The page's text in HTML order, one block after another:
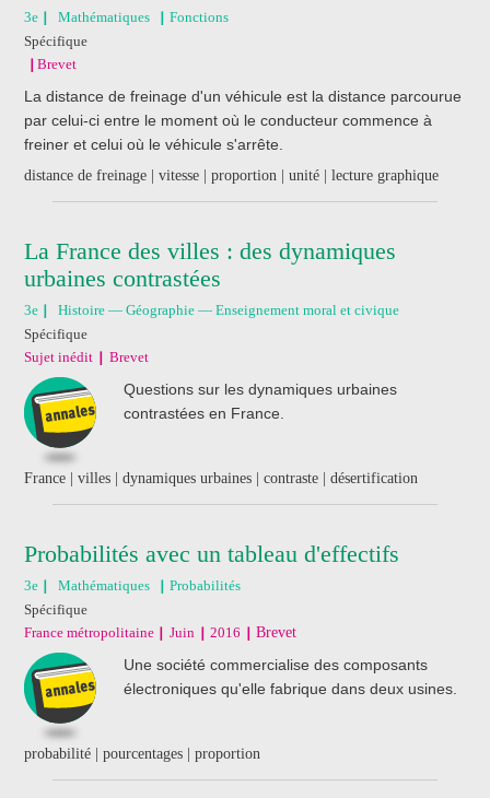
3e Mathématiques
Fonctions
Spécifique
Brevet
La distance de freinage d'un véhicule est la distance parcourue
par celui-ci entre le moment où le conducteur commence à
freiner et celui où le véhicule s'arrête.
distance de freinage | vitesse | proportion | unité | lecture graphique
La France des villes : des dynamiques
urbaines contrastées
3e
Histoire — Géographie — Enseignement moral et civique
Spécifique
Sujet inédit
Brevet
Questions sur les dynamiques urbaines
contrastées en France.
France | villes | dynamiques urbaines | contraste | désertification
Probabilités avec un tableau d'effectifs
3e Mathématiques
Probabilités
Spécifique
France métropolitaine
Juin 2016 Brevet
Une société commercialise des composants
électroniques qu'elle fabrique dans deux usines.
probabilité | pourcentages | proportion